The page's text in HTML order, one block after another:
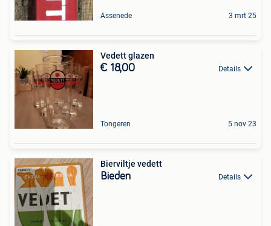
Assenede 3 mrt 25
Vedett glazen
€ 18,00 Details
Tongeren 5 nov 23
Bierviltje vedett
Bieden Details